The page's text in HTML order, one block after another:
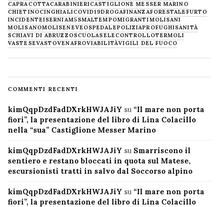
CAPRACOTTACARABINIERICASTIGLIONE MESSER MARINO
CHIETINOCINGHIALICOVID19DROGAFINANZAFORESTALE FURTO
INCIDENTEISERNIAM5SMALTEMPOMIGRANTIMOLISANI
MOLISANOMOLISENEVE OSPEDALEPOLIZIAPROFUGHISANITÀ
SCHIAVI DI ABRUZZOSCUOLASELECONTROLLOTERMOLI
VASTESEVASTOVENAFROVIABILITÀVIGILI DEL FUOCO
COMMENTI RECENTI
kimQqpDzdFadDXrkHWJAJiY su “Il mare non porta
fiori”, la presentazione del libro di Lina Colacillo
nella “sua” Castiglione Messer Marino
kimQqpDzdFadDXrkHWJAJiY su Smarriscono il
sentiero e restano bloccati in quota sul Matese,
escursionisti tratti in salvo dal Soccorso alpino
kimQqpDzdFadDXrkHWJAJiY su “Il mare non porta
fiori”, la presentazione del libro di Lina Colacillo